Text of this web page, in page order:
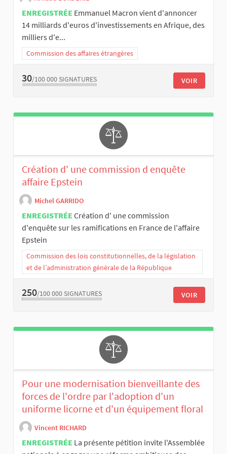
ENREGISTRÉE Emmanuel Macron vient d'annoncer
14 milliards d'euros d'investissements en Afrique, des
milliers d'e...
Commission des affaires étrangères
30/100 000 SIGNATURES VOIR
Création d' une commission d enquête
affaire Epstein
Michel GARRIDO
ENREGISTRÉE Création d' une commission
d'enquête sur les ramifications en France de l'affaire
Epstein
Commission des lois constitutionnelles, de la législation
et de l’administration générale de la République
250/100 000 SIGNATURES VOIR
Pour une modernisation bienveillante des
forces de l'ordre par l'adoption d'un
uniforme licorne et d'un équipement floral
Vincent RICHARD
ENREGISTRÉE La présente pétition invite l'Assemblée